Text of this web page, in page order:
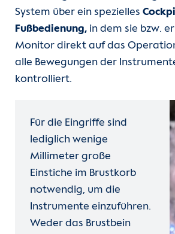
System über ein spezielles
Fußbedienung, in dem sie bzw.
Monitor direkt auf das
alle Bewegungen der
kontrolliert.
Für die Eingriffe sind
lediglich wenige
Millimeter große
Einstiche im Brustkorb
notwendig, um die
Instrumente einzuführen.
Weder das Brustbein